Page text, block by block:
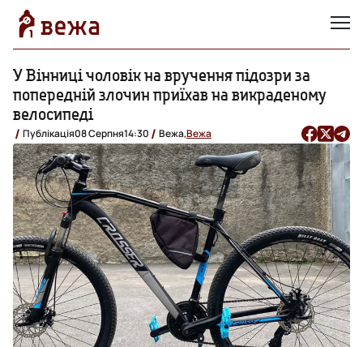
У Вінниці чоловік на вручення підозри за
попередній злочин приїхав на викраденому
велосипеді
Публікація08 Серпня14:30 Вежа,Вежа